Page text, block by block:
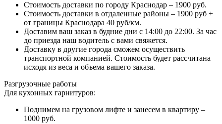
Стоимость доставки по городу Краснодар – 1900 руб.
Стоимость доставки в отдаленные районы – 1900 руб +
от границы Краснодара 40 руб/км.
Доставим ваш заказ в будние дни с 14:00 до 22:00. За час
до приезда наш водитель с вами свяжется.
Доставку в другие города сможем осуществить
транспортной компанией. Стоимость будет рассчитана
исходя из веса и объема вашего заказа.
Разгрузочные работы
Для кухонных гарнитуров:
Поднимем на грузовом лифте и занесем в квартиру –
1000 руб.